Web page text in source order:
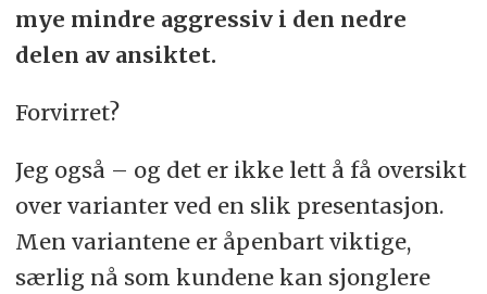
mye mindre aggressiv i den nedre
delen av ansiktet.
Forvirret?
Jeg også – og det er ikke lett å få oversikt
over varianter ved en slik presentasjon.
Men variantene er åpenbart viktige,
særlig nå som kundene kan sjonglere